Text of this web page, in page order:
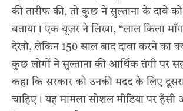
की तारीफ की, तो कुछ ने सुल्ताना के दावे को
बताया। एक यूज़र ने लिखा, “लाल किला
देखो, लेकिन 150 साल बाद दावा करने का
कुछ लोगों ने सुल्ताना की आर्थिक तंगी पर
कहा कि सरकार को उनकी मदद के लिए दूसरा
चाहिए। यह मामला सोशल मीडिया पर